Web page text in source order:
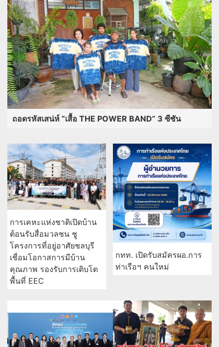
ถอดรหัสเสน่ห์ “เสื้อ THE POWER BAND” 3 ซีซัน
การเคหะแห่งชาติเปิดบ้าน
ต้อนรับสื่อมวลชน ชู
โครงการที่อยู่อาศัยชลบุรี
เชื่อมโอกาสการมีบ้าน
คุณภาพ รองรับการเติบโต
พื้นที่ EEC
กทท. เปิดรับสมัครผอ.การ
ท่าเรือฯ คนใหม่